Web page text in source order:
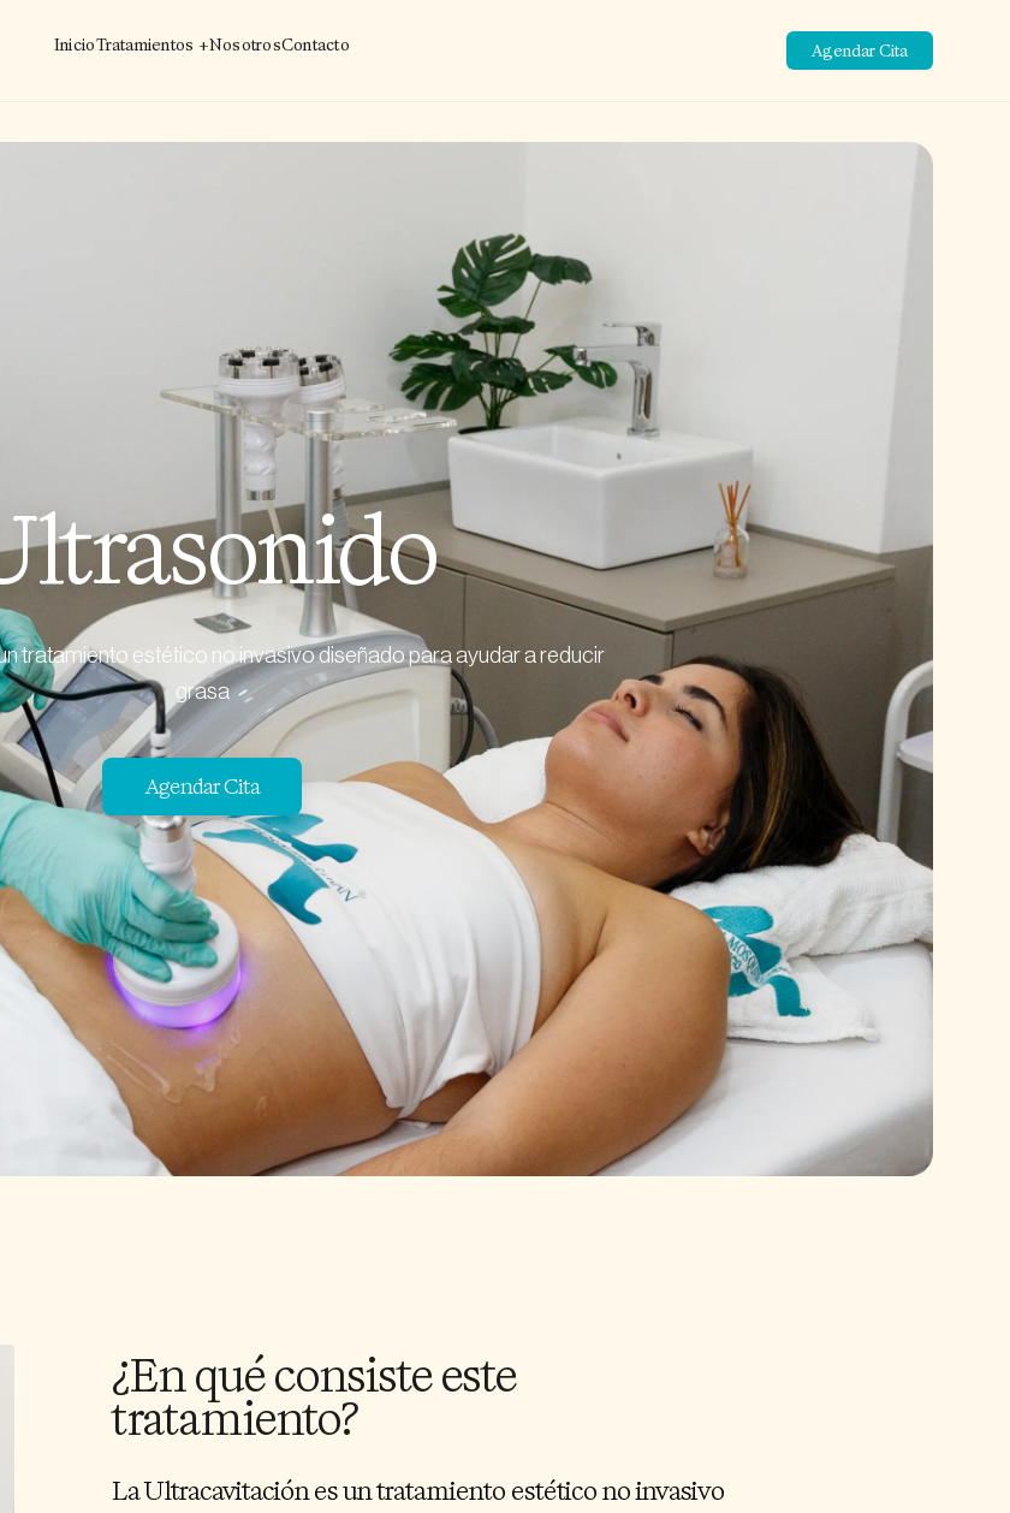
InicioTratamientos +NosotrosContacto Agendar Cita
tratamiento estético no invasivo diseñado para ayudar a reducir
grasa
Agendar Cita
¿En qué consiste este
tratamiento?
La Ultracavitación es un tratamiento estético no invasivo